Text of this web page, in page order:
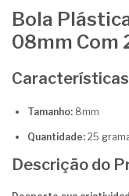
Bola
08mm Com
Tamanho: 8mm
Quantidade: 25
Descrição do